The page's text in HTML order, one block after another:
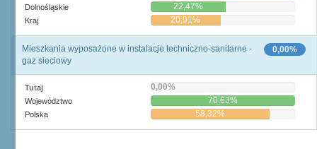
Dolnośląskie 22,47%
Kraj 20,91%
0,00%
Mieszkania wyposażone w instalacje techniczno-sanitarne -
gaz sieciowy
Tutaj 0,00%
Województwo 70,63%
Polska 58,32%